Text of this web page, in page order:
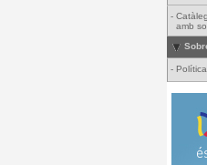
-
amb
-